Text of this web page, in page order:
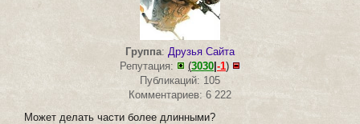
Группа: Друзья Сайта
Репутация:
(3030|-1)
Публикаций: 105
Комментариев: 6 222
Может делать части более длинными?